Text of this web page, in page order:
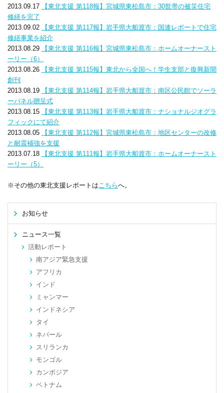
2013.09.17
【東北支援 第118報】宮城県東松島市：30世帯の被災住宅
修繕を完了
2013.09.02
【東北支援 第117報】岩手県大船渡市：国連レポートで住宅
修繕事業を紹介
2013.08.29
【東北支援 第116報】宮城県東松島市：ホームオーナースト
ーリー（6）
2013.08.26
【東北支援 第115報】東北から全国へ！学生支部と復興新聞
創刊
2013.08.19
【東北支援 第114報】岩手県大船渡市：南区公民館でソーラ
ーパネル贈呈式
2013.08.15
【東北支援 第113報】岩手県大船渡市：ナショナルジオグラ
フィックにて紹介
2013.08.05
【東北支援 第112報】宮城県東松島市：地区センターの改修
と耐震補強を支援
2013.07.18
【東北支援 第111報】岩手県大船渡市：ホームオーナースト
ーリー（5）
※その他の東北支援レポートはこちらへ。
お知らせ
ニュース一覧
活動レポート
南アジア緊急支援
アフリカ
インド
ミャンマー
インドネシア
タイ
ネパール
スリランカ
モンゴル
カンボジア
ベトナム